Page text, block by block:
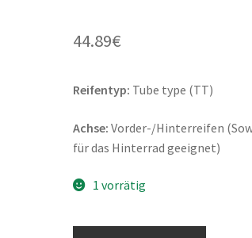
44.89€
Reifentyp: Tube type (TT)
Achse: Vorder-/Hinterreifen
für das Hinterrad geeignet)
1 vorrätig